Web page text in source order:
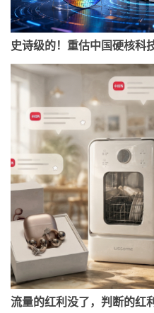
史诗级的！重估中国硬核科
流量的红利没了，判断的红